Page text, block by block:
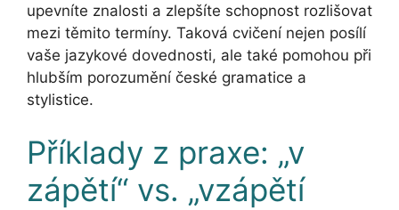
upevníte znalosti a zlepšíte schopnost rozlišovat
mezi těmito termíny. Taková cvičení nejen posílí
vaše jazykové dovednosti, ale také pomohou při
hlubším porozumění české gramatice a
stylistice.
Příklady z praxe: „v
zápětí“ vs. „vzápětí